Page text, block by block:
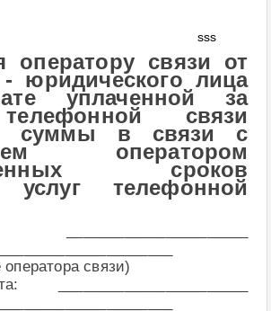
sss
оператору связи от
- юридического лица
уплаченной за
связи
суммы в связи с
оператором
сроков
услуг телефонной
______________________
связи)
_______________________